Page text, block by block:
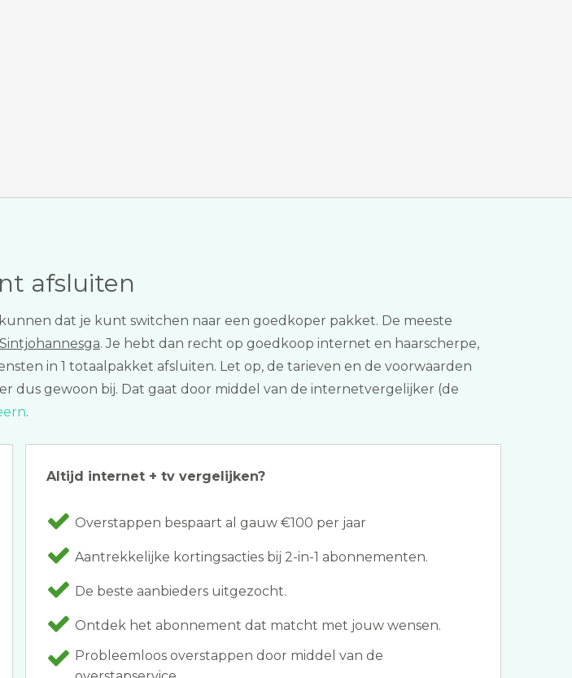
afsluiten
dat je kunt switchen naar een goedkoper pakket. De meeste
. Je hebt dan recht op goedkoop internet en haarscherpe,
in 1 totaalpakket afsluiten. Let op, de tarieven en de voorwaarden
dus gewoon bij. Dat gaat door middel van de internetvergelijker (de
.
Altijd internet + tv vergelijken?
Overstappen bespaart al gauw €100 per jaar
Aantrekkelijke kortingsacties bij 2-in-1 abonnementen.
De beste aanbieders uitgezocht.
Ontdek het abonnement dat matcht met jouw wensen.
Probleemloos overstappen door middel van de